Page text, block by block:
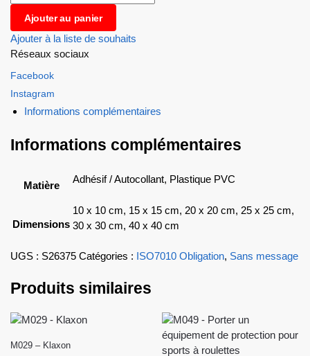
Ajouter au panier
Ajouter à la liste de souhaits
Réseaux sociaux
Facebook
Instagram
Informations complémentaires
Informations complémentaires
Matière
Adhésif / Autocollant, Plastique PVC
Dimensions
10 x 10 cm, 15 x 15 cm, 20 x 20 cm, 25 x 25 cm,
30 x 30 cm, 40 x 40 cm
UGS : S26375 Catégories : ISO7010 Obligation, Sans message
Produits similaires
M029 – Klaxon